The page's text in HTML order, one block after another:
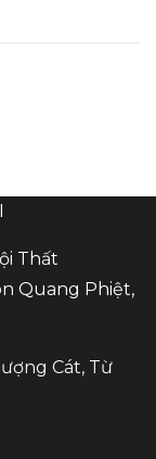
Thất
Quang Phiệt,
Cát, Từ